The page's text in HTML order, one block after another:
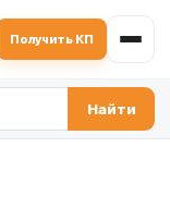
Получить КП
Найти